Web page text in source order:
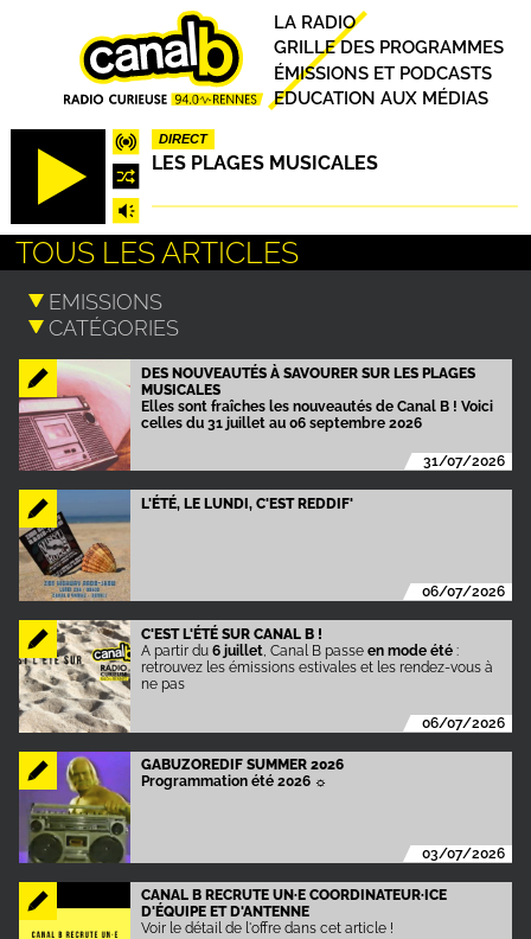
DIRECT
LES PLAGES MUSICALES
Principal
LA RADIO
GRILLE DES PROGRAMMES
ÉMISSIONS ET PODCASTS
EDUCATION AUX MÉDIAS
TOUS LES ARTICLES
DES NOUVEAUTÉS À SAVOURER SUR LES PLAGES
MUSICALES
Elles sont fraîches les nouveautés de Canal B ! Voici
celles du 31 juillet au 06 septembre 2026
31/07/2026
L'ÉTÉ, LE LUNDI, C'EST REDDIF'
06/07/2026
C'EST L'ÉTÉ SUR CANAL B !
A partir du 6 juillet, Canal B passeen mode été:
retrouvez les émissions estivales et les rendez-vous à
ne pas
06/07/2026
GABUZOREDIF SUMMER 2026
Programmation été 2026 ☼
03/07/2026
CANAL B RECRUTE UN·E COORDINATEUR·ICE
D'ÉQUIPE ET D'ANTENNE
Voir le détail de l'offre dans cet article !